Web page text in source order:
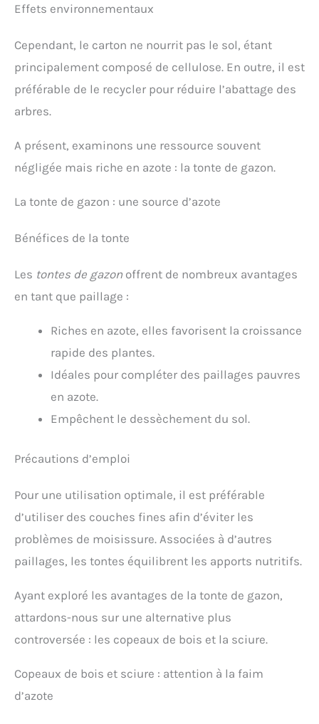
Effets environnementaux
Cependant, le carton ne nourrit pas le sol, étant
principalement composé de cellulose. En outre, il est
préférable de le recycler pour réduire l’abattage des
arbres.
A présent, examinons une ressource souvent
négligée mais riche en azote : la tonte de gazon.
La tonte de gazon : une source d’azote
Bénéfices de la tonte
Les tontes de gazon offrent de nombreux avantages
en tant que paillage :
Riches en azote, elles favorisent la croissance
rapide des plantes.
Idéales pour compléter des paillages pauvres
en azote.
Empêchent le dessèchement du sol.
Précautions d’emploi
Pour une utilisation optimale, il est préférable
d’utiliser des couches fines afin d’éviter les
problèmes de moisissure. Associées à d’autres
paillages, les tontes équilibrent les apports nutritifs.
Ayant exploré les avantages de la tonte de gazon,
attardons-nous sur une alternative plus
controversée : les copeaux de bois et la sciure.
Copeaux de bois et sciure : attention à la faim
d’azote